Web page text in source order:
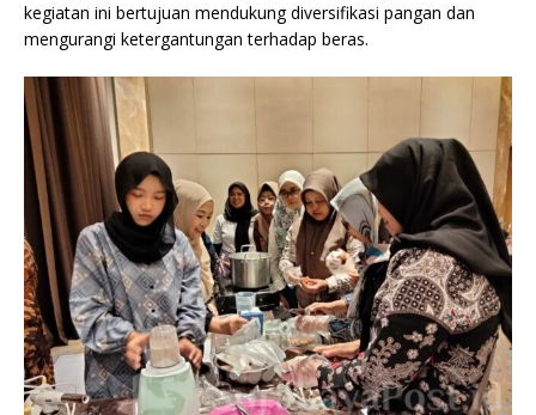
kegiatan ini bertujuan mendukung diversifikasi pangan dan
mengurangi ketergantungan terhadap beras.